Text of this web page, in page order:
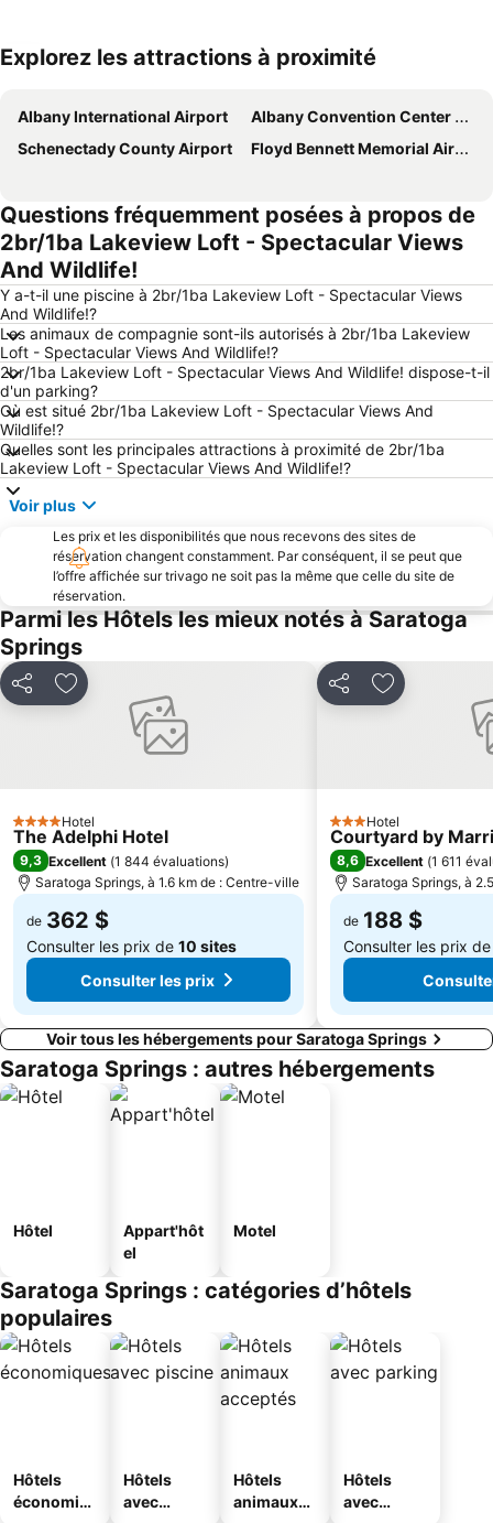
Explorez les attractions à proximité
Albany International Airport
Albany Convention Center Authority
Schenectady County Airport
Floyd Bennett Memorial Airport
Questions fréquemment posées à propos de
2br/1ba Lakeview Loft - Spectacular Views
And Wildlife!
Y a-t-il une piscine à 2br/1ba Lakeview Loft - Spectacular Views
And Wildlife!?
Les animaux de compagnie sont-ils autorisés à 2br/1ba Lakeview
Loft - Spectacular Views And Wildlife!?
2br/1ba Lakeview Loft - Spectacular Views And Wildlife! dispose-t-il
d'un parking?
Où est situé 2br/1ba Lakeview Loft - Spectacular Views And
Wildlife!?
Quelles sont les principales attractions à proximité de 2br/1ba
Lakeview Loft - Spectacular Views And Wildlife!?
Voir plus
Les prix et les disponibilités que nous recevons des sites de
réservation changent constamment. Par conséquent, il se peut que
l’offre affichée sur trivago ne soit pas la même que celle du site de
réservation.
Parmi les Hôtels les mieux notés à Saratoga
Springs
PartagerAjouter à mes favoris
4 ÉtoilesHotel
The Adelphi Hotel
9,3 Excellent (1 844 évaluations)
Saratoga Springs, à 1.6 km de : Centre-ville
de 362 $
Consulter les prix de 10 sites
Consulter les prix
PartagerAjouter à
3 Étoiles
Hotel
Courtyard by
8,6 Excellent (1 611
Saratoga Springs, à
de 188 $
Consulter les prix
Voir tous les hébergements pour Saratoga Springs
Saratoga Springs : autres hébergements
Hôtel
Appart'hôt
el
Motel
Saratoga Springs : catégories d’hôtels
populaires
Hôtels
économiq
Hôtels
avec
Hôtels
animaux
Hôtels
avec